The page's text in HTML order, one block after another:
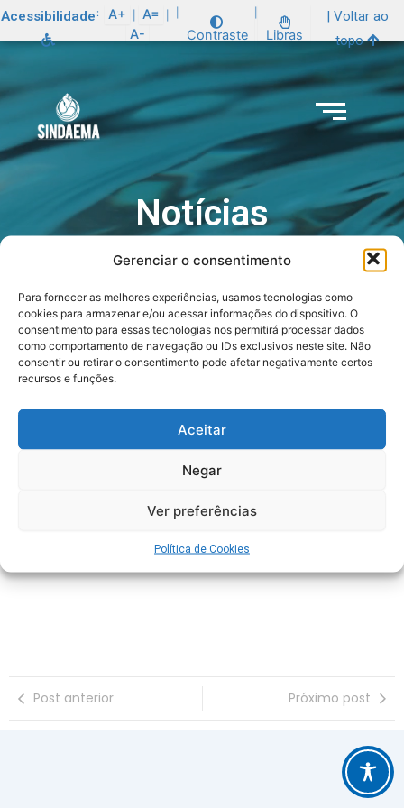
Gerenciar o consentimento
Para fornecer as melhores experiências, usamos tecnologias como
cookies para armazenar e/ou acessar informações do dispositivo. O
consentimento para essas tecnologias nos permitirá processar dados
como comportamento de navegação ou IDs exclusivos neste site. Não
consentir ou retirar o consentimento pode afetar negativamente certos
recursos e funções.
Aceitar
Negar
Ver preferências
Política de Cookies
Acessibilidade : A+ A=
A- Contraste Libras
| Voltar ao
topo
Notícias
Dia 29/05 tem Assembleia
Geral Extraordinária para
trabalhadores SAAE Baixo
Post anterior Próximo post